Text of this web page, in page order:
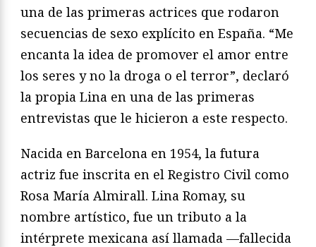
una de las primeras actrices que rodaron
secuencias de sexo explícito en España. “Me
encanta la idea de promover el amor entre
los seres y no la droga o el terror”, declaró
la propia Lina en una de las primeras
entrevistas que le hicieron a este respecto.
Nacida en Barcelona en 1954, la futura
actriz fue inscrita en el Registro Civil como
Rosa María Almirall. Lina Romay, su
nombre artístico, fue un tributo a la
intérprete mexicana así llamada —fallecida